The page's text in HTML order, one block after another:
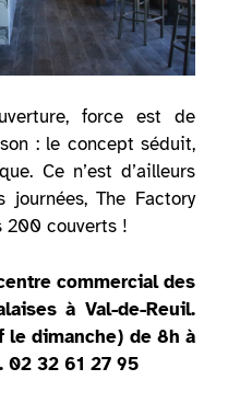
force est de
: le concept séduit,
Ce n’est d’ailleurs
The Factory
200 couverts !
commercial des
à Val-de-Reuil.
le dimanche) de 8h à
32 61 27 95